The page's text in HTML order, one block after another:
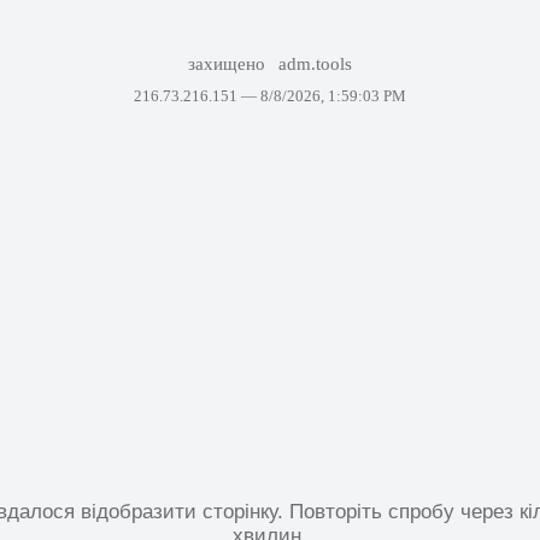
захищено adm.tools
216.73.216.151 — 8/8/2026, 1:59:03 PM
відобразити сторінку. Повторіть спробу через